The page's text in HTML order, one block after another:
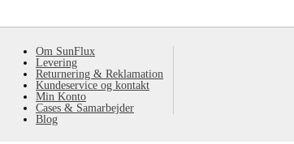
Om SunFlux
Levering
Returnering & Reklamation
Kundeservice og kontakt
Min Konto
Cases & Samarbejder
Blog